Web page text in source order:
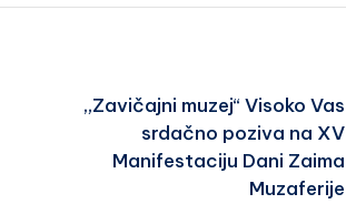
„Zavičajni muzej“ Visoko Vas
srdačno poziva na XV
Manifestaciju Dani Zaima
Muzaferije